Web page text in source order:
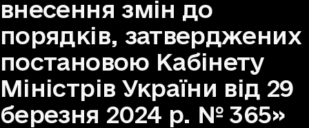
внесення змін до
порядків, затверджених
постановою Кабінету
Міністрів України від 29
березня 2024 р. № 365»